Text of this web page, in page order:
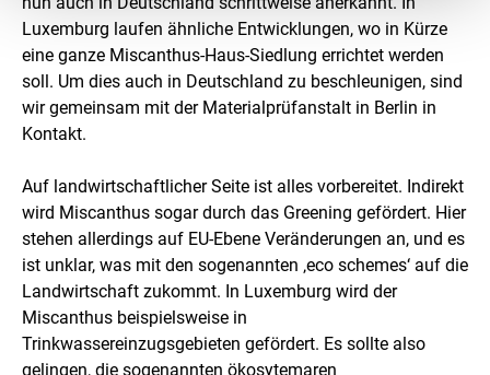
Luxemburg laufen ähnliche Entwicklungen, wo in Kürze
eine ganze Miscanthus-Haus-Siedlung errichtet werden
soll. Um dies auch in Deutschland zu beschleunigen, sind
wir gemeinsam mit der Materialprüfanstalt in Berlin in
Kontakt.
Auf landwirtschaftlicher Seite ist alles vorbereitet. Indirekt
wird Miscanthus sogar durch das Greening gefördert. Hier
stehen allerdings auf EU-Ebene Veränderungen an, und es
ist unklar, was mit den sogenannten ‚eco schemes‘ auf die
Landwirtschaft zukommt. In Luxemburg wird der
Miscanthus beispielsweise in
Trinkwassereinzugsgebieten gefördert. Es sollte also
gelingen, die sogenannten ökosytemaren